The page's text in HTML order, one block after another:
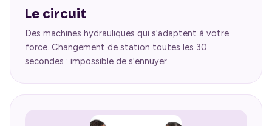
Le circuit
Des machines hydrauliques qui s'adaptent à votre
force. Changement de station toutes les 30
secondes : impossible de s'ennuyer.